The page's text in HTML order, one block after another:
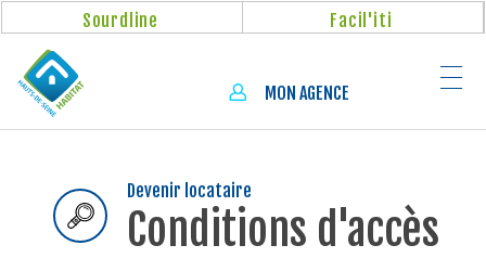
principal
Sourdline Facil'iti
MON AGENCE
Devenir locataire
Conditions d'accès
Panneau de gestion des cookies